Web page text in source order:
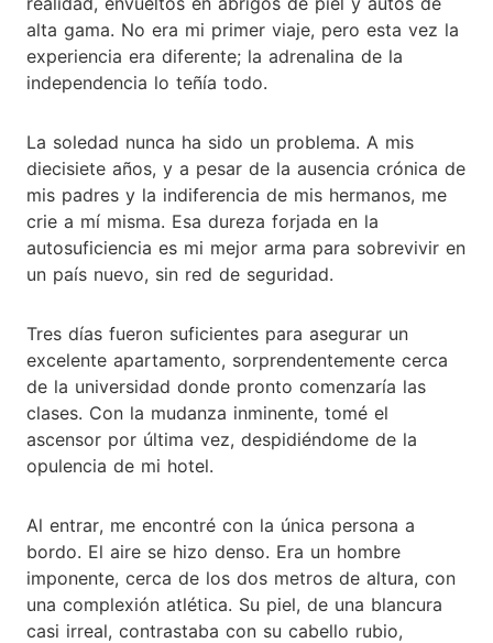
alta gama. No era mi primer viaje, pero esta vez la
experiencia era diferente; la adrenalina de la
independencia lo teñía todo.
La soledad nunca ha sido un problema. A mis
diecisiete años, y a pesar de la ausencia crónica de
mis padres y la indiferencia de mis hermanos, me
crie a mí misma. Esa dureza forjada en la
autosuficiencia es mi mejor arma para sobrevivir en
un país nuevo, sin red de seguridad.
Tres días fueron suficientes para asegurar un
excelente apartamento, sorprendentemente cerca
de la universidad donde pronto comenzaría las
clases. Con la mudanza inminente, tomé el
ascensor por última vez, despidiéndome de la
opulencia de mi hotel.
Al entrar, me encontré con la única persona a
bordo. El aire se hizo denso. Era un hombre
imponente, cerca de los dos metros de altura, con
una complexión atlética. Su piel, de una blancura
casi irreal, contrastaba con su cabello rubio,